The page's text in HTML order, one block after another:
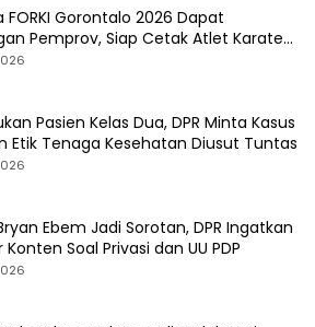
FORKI Gorontalo 2026 Dapat
Pemprov, Siap Cetak Atlet Karate
Pasien Kelas Dua, DPR Minta Kasus
Etik Tenaga Kesehatan Diusut Tuntas
Ebem Jadi Sorotan, DPR Ingatkan
Soal Privasi dan UU PDP